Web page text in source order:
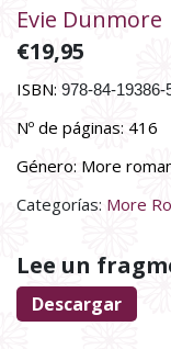
Evie Dunmore
€19,95
ISBN: 978-84-19386-
Nº de páginas: 416
Género: More
Categorías: More
Lee un
Descargar